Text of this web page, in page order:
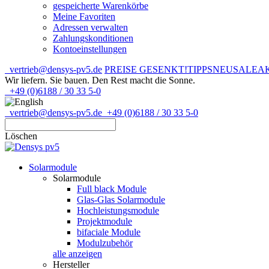
gespeicherte Warenkörbe
Meine Favoriten
Adressen verwalten
Zahlungskonditionen
Kontoeinstellungen
vertrieb@densys-pv5.de PREISE GESENKT!TIPPSNEUSALE
Wir liefern. Sie bauen. Den Rest macht die Sonne.
+49 (0)6188 / 30 33 5-0
vertrieb@densys-pv5.de +49 (0)6188 / 30 33 5-0
Löschen
Solarmodule
Solarmodule
Full black Module
Glas-Glas Solarmodule
Hochleistungsmodule
Projektmodule
bifaciale Module
Modulzubehör
alle anzeigen
Hersteller